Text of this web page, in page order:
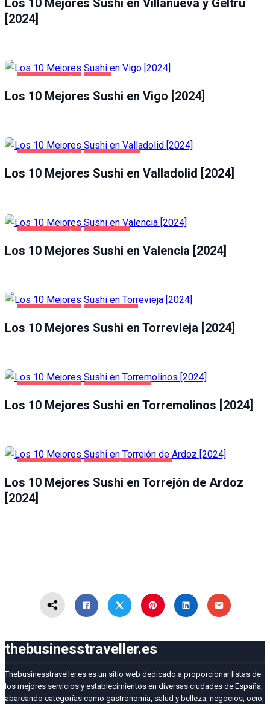
Los 10 Mejores Sushi en Villanueva y Geltrú
[2024]
Los 10 Mejores Sushi en Vigo [2024]
Los 10 Mejores Sushi en Valladolid [2024]
Los 10 Mejores Sushi en Valencia [2024]
Los 10 Mejores Sushi en Torrevieja [2024]
Los 10 Mejores Sushi en Torremolinos [2024]
Los 10 Mejores Sushi en Torrejón de Ardoz
[2024]
thebusinesstraveller.es
Thebusinesstraveller.es es un sitio web dedicado a proporcionar listas de
los mejores servicios y establecimientos en diversas ciudades de España,
abarcando categorías como gastronomía, salud y belleza, negocios, ocio,